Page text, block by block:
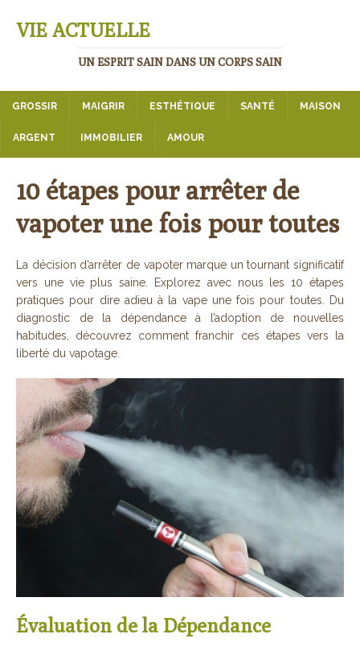
VIE ACTUELLE
UN ESPRIT SAIN DANS UN CORPS SAIN
GROSSIR MAIGRIR ESTHÉTIQUE SANTÉ MAISON
ARGENT IMMOBILIER AMOUR
10 étapes pour arrêter de
vapoter une fois pour toutes
La décision d’arrêter de vapoter marque un tournant significatif
vers une vie plus saine. Explorez avec nous les 10 étapes
pratiques pour dire adieu à la vape une fois pour toutes. Du
diagnostic de la dépendance à l’adoption de nouvelles
habitudes, découvrez comment franchir ces étapes vers la
liberté du vapotage.
Évaluation de la Dépendance